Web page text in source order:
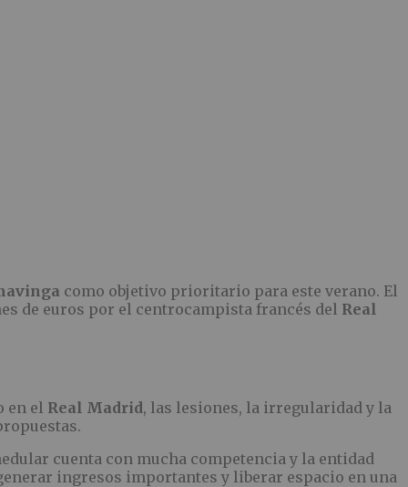
como objetivo prioritario para este verano. El
de euros por el centrocampista francés del Real
en el Real Madrid, las lesiones, la irregularidad y la
cuenta con mucha competencia y la entidad
ingresos importantes y liberar espacio en una